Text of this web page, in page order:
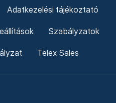
Adatkezelési tájékoztató
Szabályzatok
Telex Sales